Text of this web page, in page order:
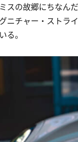
スの故郷にちなん
ニチャー・ストラ
る。